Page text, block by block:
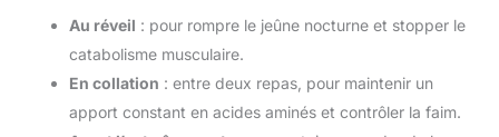
Au réveil : pour rompre le jeûne nocturne et stopper le
catabolisme musculaire.
En collation : entre deux repas, pour maintenir un
apport constant en acides aminés et contrôler la faim.